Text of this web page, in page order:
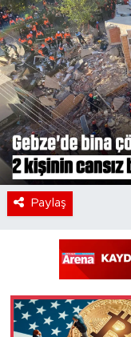
Paylaş